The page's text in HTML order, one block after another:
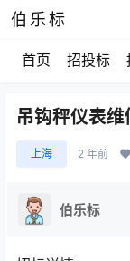
伯乐标
首页 招投标
吊钩秤仪表
上海 2 年前
伯乐标